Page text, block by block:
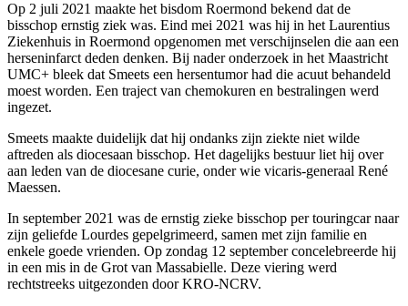
Op 2 juli 2021 maakte het bisdom Roermond bekend dat de
bisschop ernstig ziek was. Eind mei 2021 was hij in het Laurentius
Ziekenhuis in Roermond opgenomen met verschijnselen die aan een
herseninfarct deden denken. Bij nader onderzoek in het Maastricht
UMC+ bleek dat Smeets een hersentumor had die acuut behandeld
moest worden. Een traject van chemokuren en bestralingen werd
ingezet.
Smeets maakte duidelijk dat hij ondanks zijn ziekte niet wilde
aftreden als diocesaan bisschop. Het dagelijks bestuur liet hij over
aan leden van de diocesane curie, onder wie vicaris-generaal René
Maessen.
In september 2021 was de ernstig zieke bisschop per touringcar naar
zijn geliefde Lourdes gepelgrimeerd, samen met zijn familie en
enkele goede vrienden. Op zondag 12 september concelebreerde hij
in een mis in de Grot van Massabielle. Deze viering werd
rechtstreeks uitgezonden door KRO-NCRV.